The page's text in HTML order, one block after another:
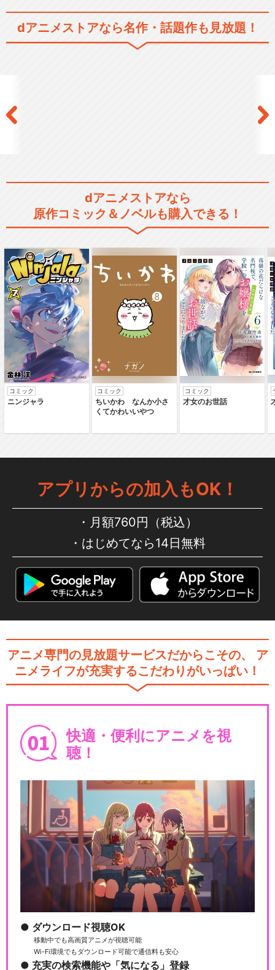
dアニメストアなら名作・話題作も見放題！
dアニメストアなら
原作コミック＆ノベルも購入できる！
コミック
ニンジャラ
コミック
ちいかわ なんか小さ
くてかわいいやつ
コミック
才女のお世話
アプリからの加入もOK！
月額760円（税込）
はじめてなら14日無料
アニメ専門の見放題サービスだからこその、
ア
ニメライフが充実するこだわりがいっぱい！
快適・便利にアニメを視
聴！
ダウンロード視聴OK
移動中でも高画質アニメが視聴可能
Wi-Fi環境でもダウンロード可能で通信料も安心
充実の検索機能や「気になる」登録